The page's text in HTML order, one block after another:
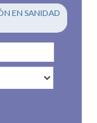
EN SANIDAD